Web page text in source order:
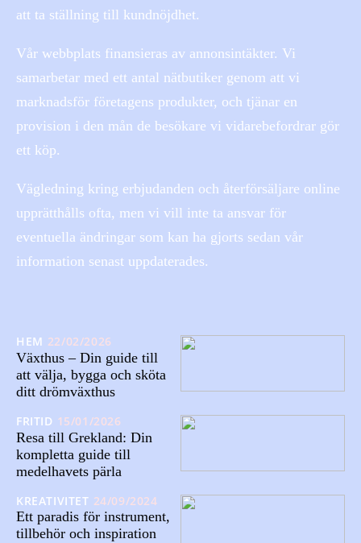
att ta ställning till kundnöjdhet.
Vår webbplats finansieras av annonsintäkter. Vi
samarbetar med ett antal nätbutiker genom att vi
marknadsför företagens produkter, och tjänar en
provision i den mån de besökare vi vidarebefordrar gör
ett köp.
Vägledning kring erbjudanden och återförsäljare online
upprätthålls ofta, men vi vill inte ta ansvar för
eventuella ändringar som kan ha gjorts sedan vår
information senast uppdaterades.
HEM 22/02/2026
Växthus – Din guide till
att välja, bygga och sköta
ditt drömväxthus
FRITID 15/01/2026
Resa till Grekland: Din
kompletta guide till
medelhavets pärla
KREATIVITET 24/09/2024
Ett paradis för instrument,
tillbehör och inspiration